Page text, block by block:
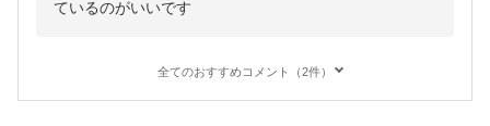
ているのがいいです
全てのおすすめコメント（2件）